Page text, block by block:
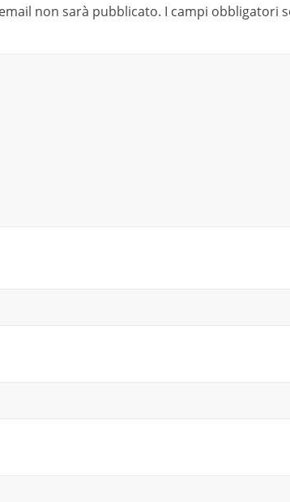
non sarà pubblicato. I campi obbligatori